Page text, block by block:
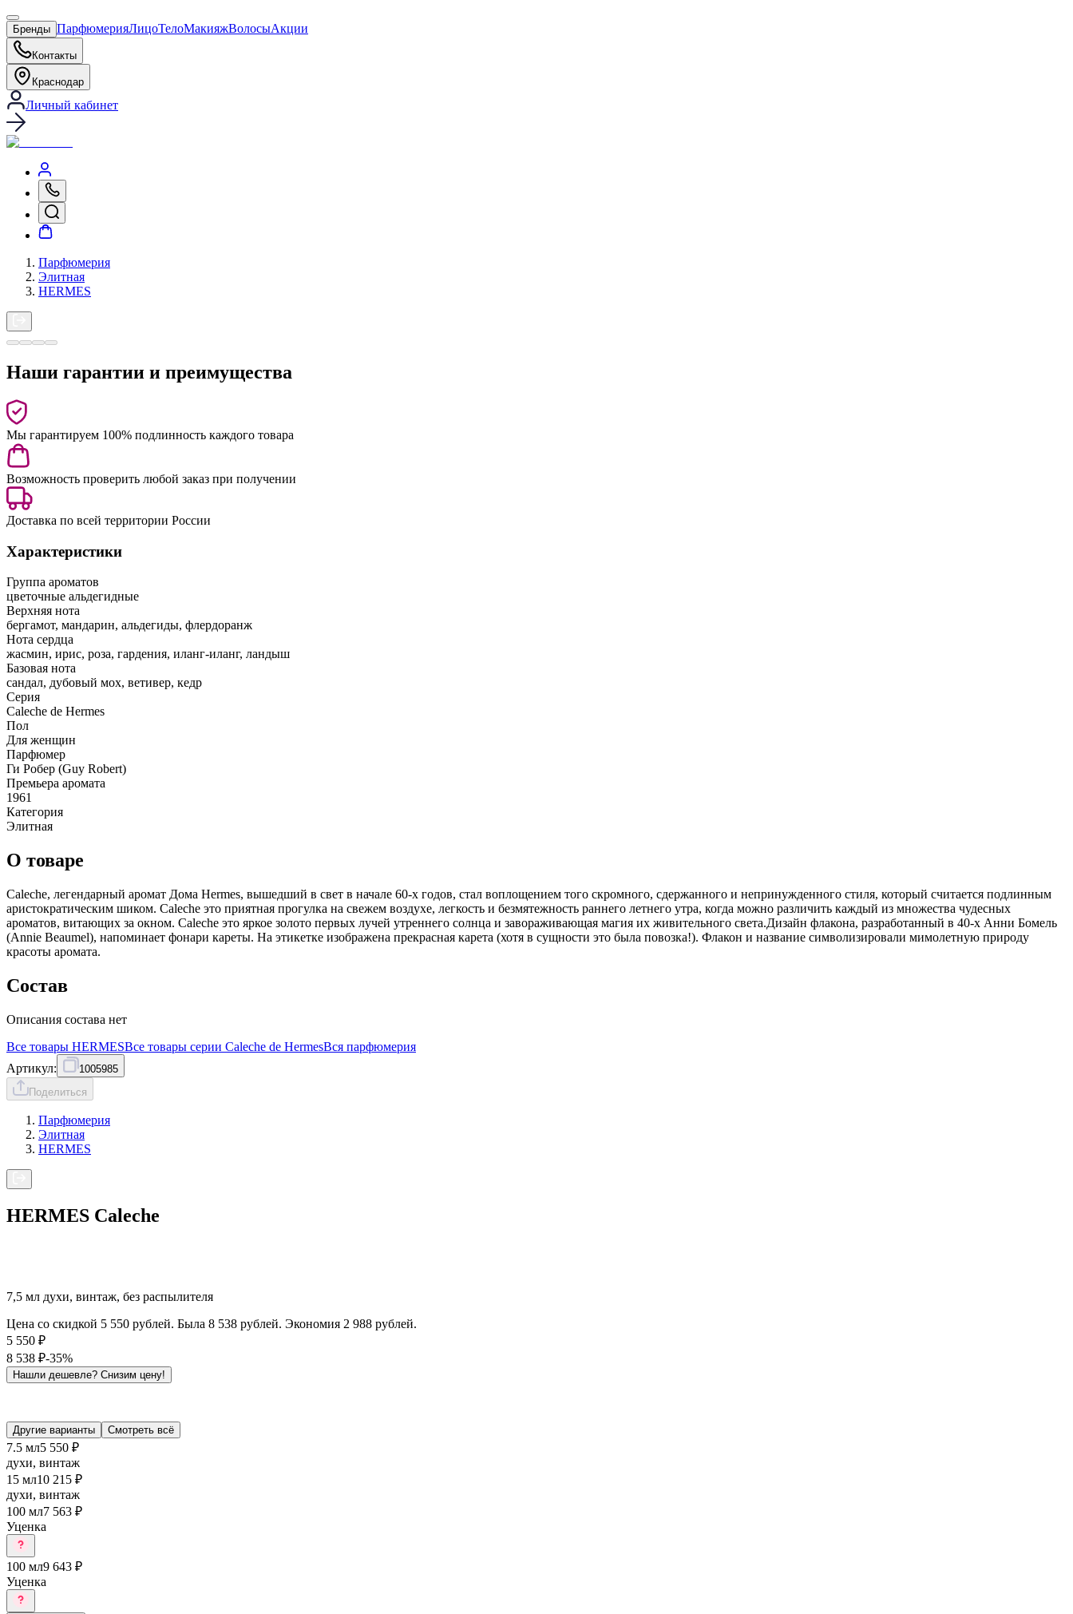
Бренды ПарфюмерияЛицоТелоМакияжВолосыАкции
Контакты
Краснодар
Личный кабинет
Парфюмерия
Элитная
HERMES
Наши гарантии и преимущества
Мы гарантируем 100% подлинность каждого товара
Возможность проверить любой заказ при получении
Доставка по всей территории России
Характеристики
Группа ароматов
цветочные альдегидные
Верхняя нота
бергамот, мандарин, альдегиды, флердоранж
Нота сердца
жасмин, ирис, роза, гардения, иланг-иланг, ландыш
Базовая нота
сандал, дубовый мох, ветивер, кедр
Серия
Caleche de Hermes
Пол
Для женщин
Парфюмер
Ги Робер (Guy Robert)
Премьера аромата
1961
Категория
Элитная
О товаре
Caleche, легендарный аромат Дома Hermes, вышедший в свет в начале 60-х годов, стал воплощением того скромного, сдержанного и непринужденного стиля, который считается подлинным
аристократическим шиком. Caleche это приятная прогулка на свежем воздухе, легкость и безмятежность раннего летнего утра, когда можно различить каждый из множества чудесных
ароматов, витающих за окном. Caleche это яркое золото первых лучей утреннего солнца и завораживающая магия их живительного света.Дизайн флакона, разработанный в 40-х Анни Бомель
(Annie Beaumel), напоминает фонари кареты. На этикетке изображена прекрасная карета (хотя в сущности это была повозка!). Флакон и название символизировали мимолетную природу
красоты аромата.
Состав
Описания состава нет
Все товары HERMESВсе товары серии Caleche de HermesВся парфюмерия
Артикул:
1005985
Поделиться
Парфюмерия
Элитная
HERMES
HERMES Caleche
7,5 мл духи, винтаж, без распылителя
Цена со скидкой 5 550 рублей. Была 8 538 рублей. Экономия 2 988 рублей.
5 550 ₽
8 538 ₽-35%
Нашли дешевле? Снизим цену!
Другие варианты Смотреть всё
7.5 мл5 550 ₽
духи, винтаж
15 мл10 215 ₽
духи, винтаж
100 мл7 563 ₽
Уценка
100 мл9 643 ₽
Уценка